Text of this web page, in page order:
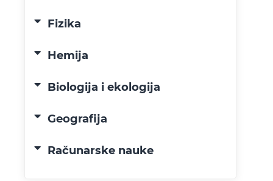
Fizika
Hemija
Biologija i ekologija
Geografija
Računarske nauke